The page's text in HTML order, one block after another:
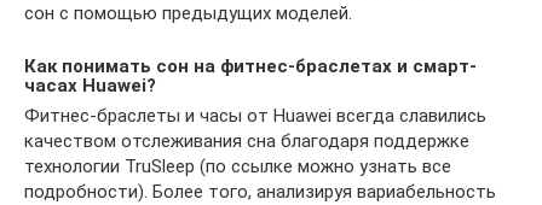
сон с помощью предыдущих моделей.
Как понимать сон на фитнес-браслетах и смарт-
часах Huawei?
Фитнес-браслеты и часы от Huawei всегда славились
качеством отслеживания сна благодаря поддержке
технологии TruSleep (по ссылке можно узнать все
подробности). Более того, анализируя вариабельность